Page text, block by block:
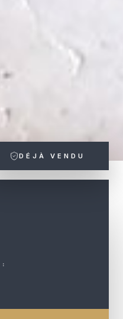
DÉJÀ VENDU
: